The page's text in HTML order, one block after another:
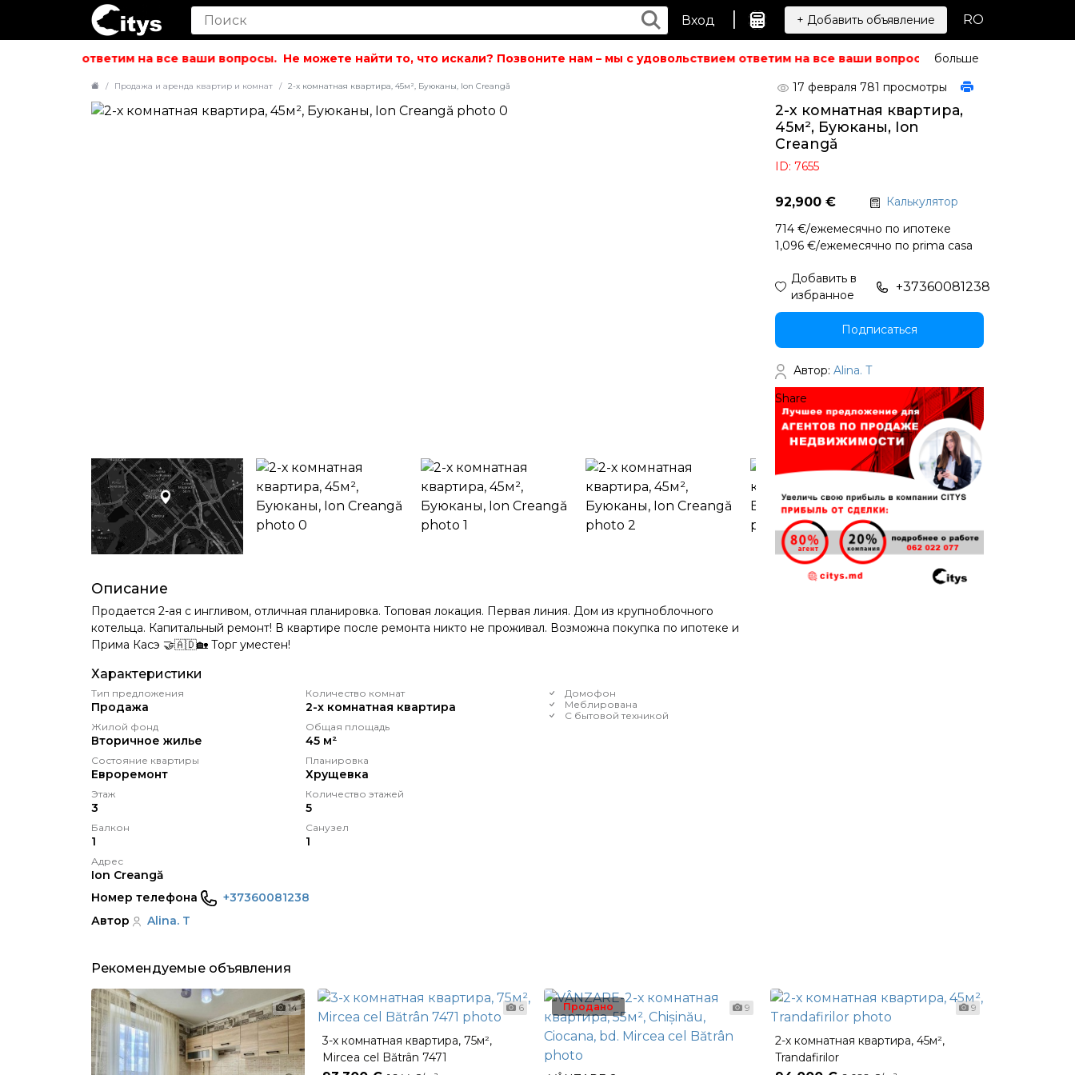
Вход | + Добавить объявление RO
ответим на все ваши вопросы. Не можете найти то, что искали? Позвоните нам – мы с удовольствием ответим на все ваши вопросы. Не можете найти то,
больше
Продажа и аренда квартир и комнат 2-х комнатная квартира, 45м², Буюканы, Ion Creangă
Описание
Продается 2-ая с ингливом, отличная планировка. Топовая локация. Первая линия. Дом из крупноблочного
котельца. Капитальный ремонт! В квартире после ремонта никто не проживал. Возможна покупка по ипотеке и
Прима Касэ 🤝🇦🇩🏡 Торг уместен!
Характеристики
Тип предложения
Продажа
Количество комнат
2-х комнатная квартира
Жилой фонд
Вторичное жилье
Общая площадь
45 м²
Состояние квартиры
Eвроремонт
Планировка
Хрущевка
Этаж
3
Количество этажей
5
Балкон
1
Санузел
1
Адрес
Ion Creangă
Номер телефона
+37360081238
Автор
Alina. T
Домофон
Меблирована
С бытовой техникой
17 февраля 781 просмотры
2-х комнатная квартира,
45м², Буюканы, Ion
Creangă
ID: 7655
92,900 €
Калькулятор
714 €/ежемесячно по ипотеке
1,096 €/ежемесячно по prima casa
Добавить в
избранное
+37360081238
Подписаться
Автор: Alina. T
Share
Рекомендуемые объявления
14 6
3-х комнатная квартира, 75м²,
Mircea cel Bătrân 7471
9
Продано 9
2-х комнатная квартира, 45м²,
Trandafirilor